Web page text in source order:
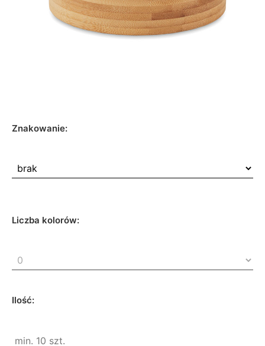
Znakowanie:
Liczba kolorów:
Ilość: